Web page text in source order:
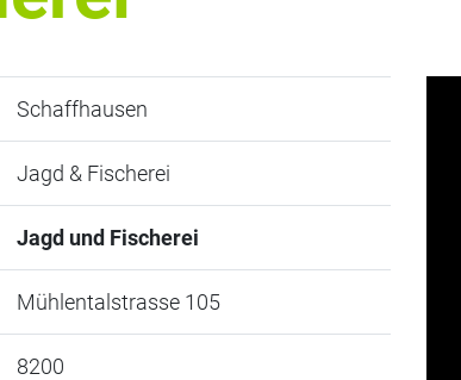
Schaffhausen
Jagd & Fischerei
Jagd und Fischerei
Mühlentalstrasse 105
8200